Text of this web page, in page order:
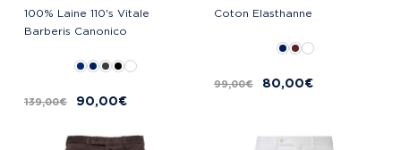
100% Laine 110's Vitale
Barberis Canonico
139,00 € 90,00 €
Coton Elasthanne
99,00 € 80,00 €